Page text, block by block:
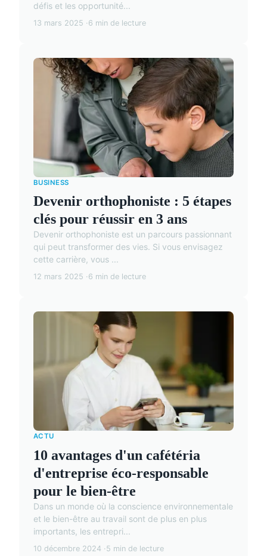
défis et les opportunité...
13 mars 2025 6 min de lecture
BUSINESS
Devenir orthophoniste : 5 étapes
clés pour réussir en 3 ans
Devenir orthophoniste est un parcours passionnant
qui peut transformer des vies. Si vous envisagez
cette carrière, vous ...
12 mars 2025 6 min de lecture
ACTU
10 avantages d'un cafétéria
d'entreprise éco-responsable
pour le bien-être
Dans un monde où la conscience environnementale
et le bien-être au travail sont de plus en plus
importants, les entrepri...
10 décembre 2024 5 min de lecture